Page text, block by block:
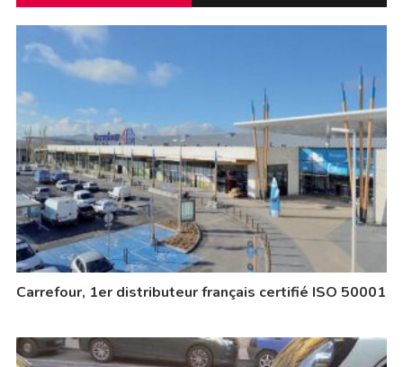
Carrefour, 1er distributeur français certifié ISO 50001